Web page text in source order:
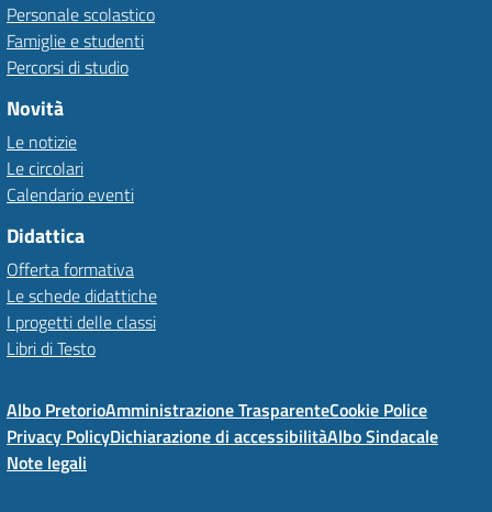
Personale scolastico
Famiglie e studenti
Percorsi di studio
Novità
Le notizie
Le circolari
Calendario eventi
Didattica
Offerta formativa
Le schede didattiche
I progetti delle classi
Libri di Testo
Albo PretorioAmministrazione TrasparenteCookie Police
Privacy PolicyDichiarazione di accessibilitàAlbo Sindacale
Note legali